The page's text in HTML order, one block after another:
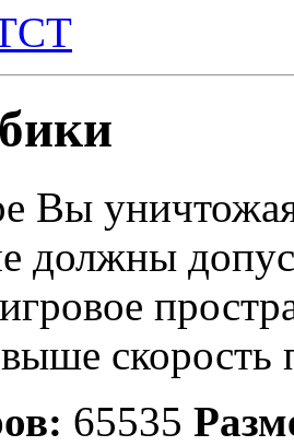
Вы
должны
скорость
65535